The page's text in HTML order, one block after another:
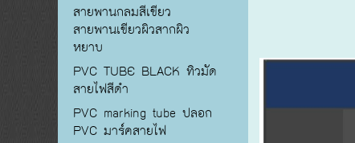
สายพานกลมสีเขียว
สายพานเขียวผิวสากผิว
หยาบ
PVC TUBE BLACK ทิวมัด
สายไฟสีดำ
PVC marking tube ปลอก
PVC มาร์คสายไฟ